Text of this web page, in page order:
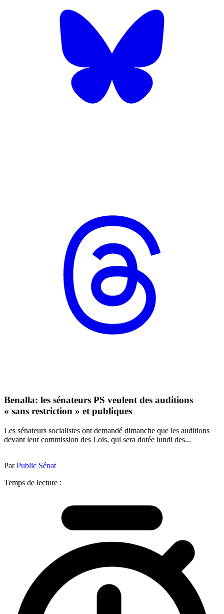
Benalla: les sénateurs PS veulent des auditions
« sans restriction » et publiques
Les sénateurs socialistes ont demandé dimanche que les auditions
devant leur commission des Lois, qui sera dotée lundi des...
ParPublic Sénat
Temps de lecture :